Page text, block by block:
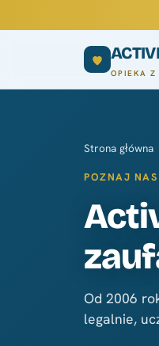
OPIEKA Z
Strona główna
POZNAJ NAS
Od 2006
legalnie,